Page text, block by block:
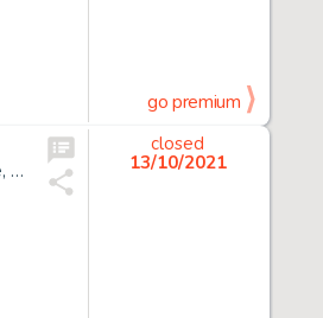
go premium
*Enki Bilal Né En 1951 La Trilogie Nikopol - Tome 1 La Foire Aux Immortels Encre de Chine, Gouache Et Crayon Pour La Planch...
closed
13/10/2021